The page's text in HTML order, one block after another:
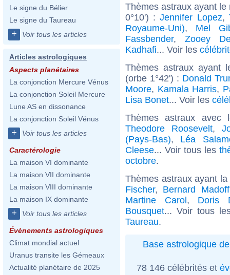
Le signe du Bélier
Le signe du Taureau
+ Voir tous les articles
Articles astrologiques
Aspects planétaires
La conjonction Mercure Vénus
La conjonction Soleil Mercure
Lune AS en dissonance
La conjonction Soleil Vénus
+ Voir tous les articles
Caractérologie
La maison VI dominante
La maison VII dominante
La maison VIII dominante
La maison IX dominante
+ Voir tous les articles
Évènements astrologiques
Climat mondial actuel
Uranus transite les Gémeaux
Actualité planétaire de 2025
Thèmes astraux ayant
0°10') :Jennifer Lopez,
Royaume-Uni), Mel
Fassbender, Zooey
Kadhafi... Voir les
Thèmes astraux ayant
(orbe 1°42') : Donald
Moore, Kamala Harris,
Lisa Bonet... Voir les
Thèmes astraux
Theodore Roosevelt,
(Pays-Bas), Léa
Cleese... Voir tous les
octobre.
Thèmes astraux ayant
Fischer, Bernard Madoff
Martine Carol, Doris
Bousquet... Voir tous
Taureau.
Base astrologique
78 146 célébrités et